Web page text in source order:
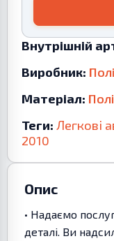
Внутрішній
Виробник:
Матеріал:
Теги: Легкові
2010
Опис
• Надаємо
деталі. Ви